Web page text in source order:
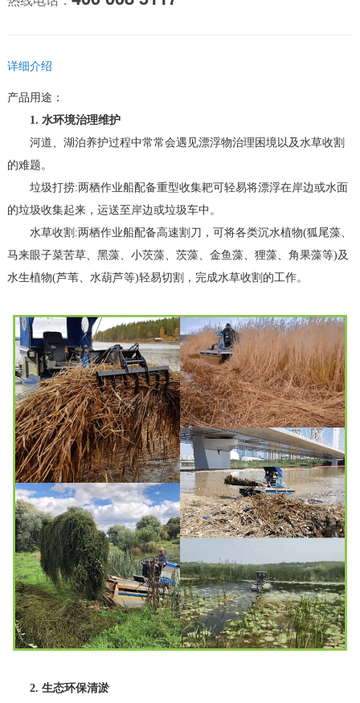
详细介绍
产品用途：
1. 水环境治理维护
河道、湖泊养护过程中常常会遇见漂浮物治理困境以及水草收割
的难题。
垃圾打捞:两栖作业船配备重型收集耙可轻易将漂浮在岸边或水面
的垃圾收集起来，运送至岸边或垃圾车中。
水草收割:两栖作业船配备高速割刀，可将各类沉水植物(狐尾藻、
马来眼子菜苦草、黑藻、小茨藻、茨藻、金鱼藻、狸藻、角果藻等)及
水生植物(芦苇、水葫芦等)轻易切割，完成水草收割的工作。
2. 生态环保清淤